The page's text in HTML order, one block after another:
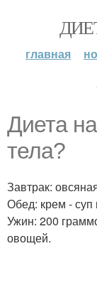
главная
Диета
тела?
Завтрак:
Обед: крем -
Ужин: 200
овощей.